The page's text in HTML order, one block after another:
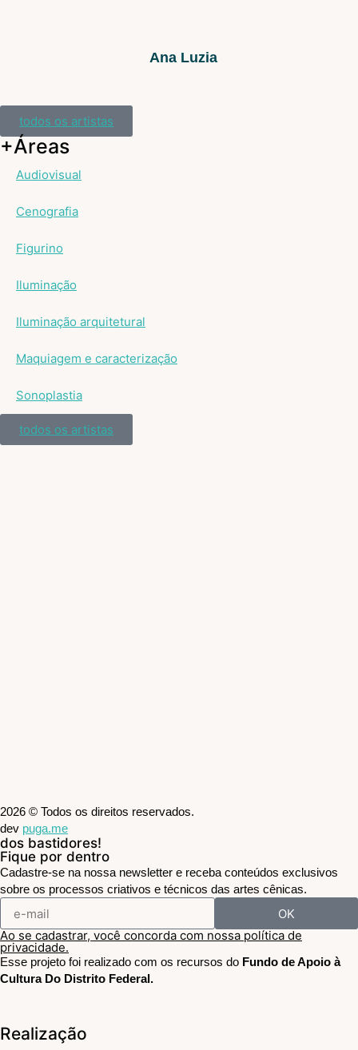
Ana Luzia
todos os artistas
+Áreas
Audiovisual
Cenografia
Figurino
Iluminação
Iluminação arquitetural
Maquiagem e caracterização
Sonoplastia
todos os artistas
2026 © Todos os direitos reservados.
dev puga.me
dos bastidores!
Fique por dentro
Cadastre-se na nossa newsletter e receba conteúdos exclusivos
sobre os processos criativos e técnicos das artes cênicas.
OK
Ao se cadastrar, você concorda com nossa política de
privacidade.
Esse projeto foi realizado com os recursos do Fundo de Apoio à
Cultura Do Distrito Federal.
Realização